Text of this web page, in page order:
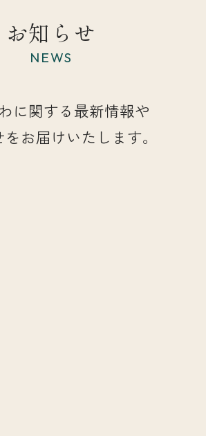
お知らせ
NEWS
に関する最新情報や
お届けいたします。